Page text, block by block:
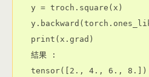
y = troch.square(x)
print(x.grad)
結果 :